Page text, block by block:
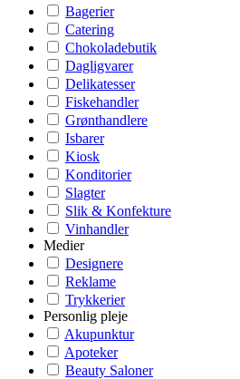
Bagerier
Catering
Chokoladebutik
Dagligvarer
Delikatesser
Fiskehandler
Grønthandlere
Isbarer
Kiosk
Konditorier
Slagter
Slik & Konfekture
Vinhandler
Medier
Designere
Reklame
Trykkerier
Personlig pleje
Akupunktur
Apoteker
Beauty Saloner